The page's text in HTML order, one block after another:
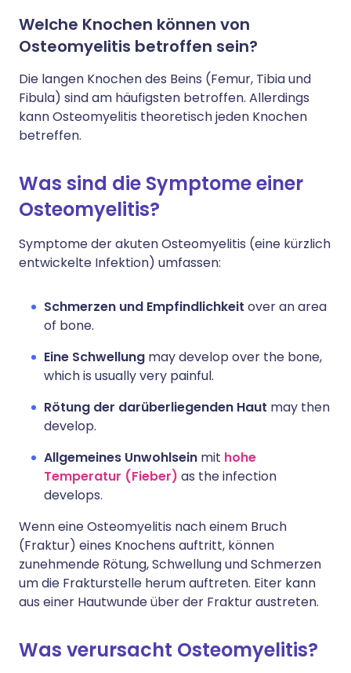
Welche Knochen können von
Osteomyelitis betroffen sein?
Die langen Knochen des Beins (Femur, Tibia und
Fibula) sind am häufigsten betroffen. Allerdings
kann Osteomyelitis theoretisch jeden Knochen
betreffen.
Was sind die Symptome einer
Osteomyelitis?
Symptome der akuten Osteomyelitis (eine kürzlich
entwickelte Infektion) umfassen:
Schmerzen und Empfindlichkeit over an area
of bone.
Eine Schwellung may develop over the bone,
which is usually very painful.
Rötung der darüberliegenden Haut may then
develop.
Allgemeines Unwohlsein mit hohe
Temperatur (Fieber) as the infection
develops.
Wenn eine Osteomyelitis nach einem Bruch
(Fraktur) eines Knochens auftritt, können
zunehmende Rötung, Schwellung und Schmerzen
um die Frakturstelle herum auftreten. Eiter kann
aus einer Hautwunde über der Fraktur austreten.
Was verursacht Osteomyelitis?